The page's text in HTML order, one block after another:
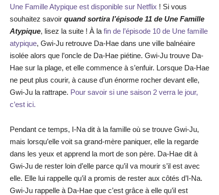
Une Famille Atypique est disponible sur Netflix ! Si vous
souhaitez savoir quand sortira l’épisode 11 de Une Famille
Atypique, lisez la suite ! À la fin de l’épisode 10 de Une famille
atypique, Gwi-Ju retrouve Da-Hae dans une ville balnéaire
isolée alors que l’oncle de Da-Hae piétine. Gwi-Ju trouve Da-
Hae sur la plage, et elle commence à s’enfuir. Lorsque Da-Hae
ne peut plus courir, à cause d’un énorme rocher devant elle,
Gwi-Ju la rattrape. Pour savoir si une saison 2 verra le jour,
c’est ici.
Pendant ce temps, I-Na dit à la famille où se trouve Gwi-Ju,
mais lorsqu’elle voit sa grand-mère paniquer, elle la regarde
dans les yeux et apprend la mort de son père. Da-Hae dit à
Gwi-Ju de rester loin d’elle parce qu’il va mourir s’il est avec
elle. Elle lui rappelle qu’il a promis de rester aux côtés d’I-Na.
Gwi-Ju rappelle à Da-Hae que c’est grâce à elle qu’il est